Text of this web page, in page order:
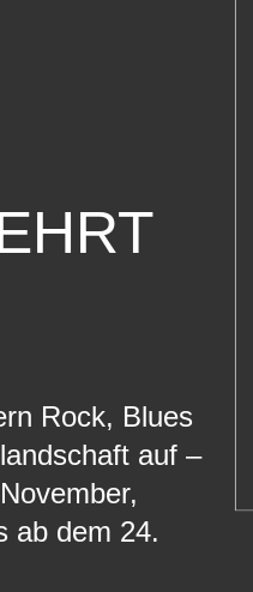
Rock, Blues
auf –
ab dem 24.